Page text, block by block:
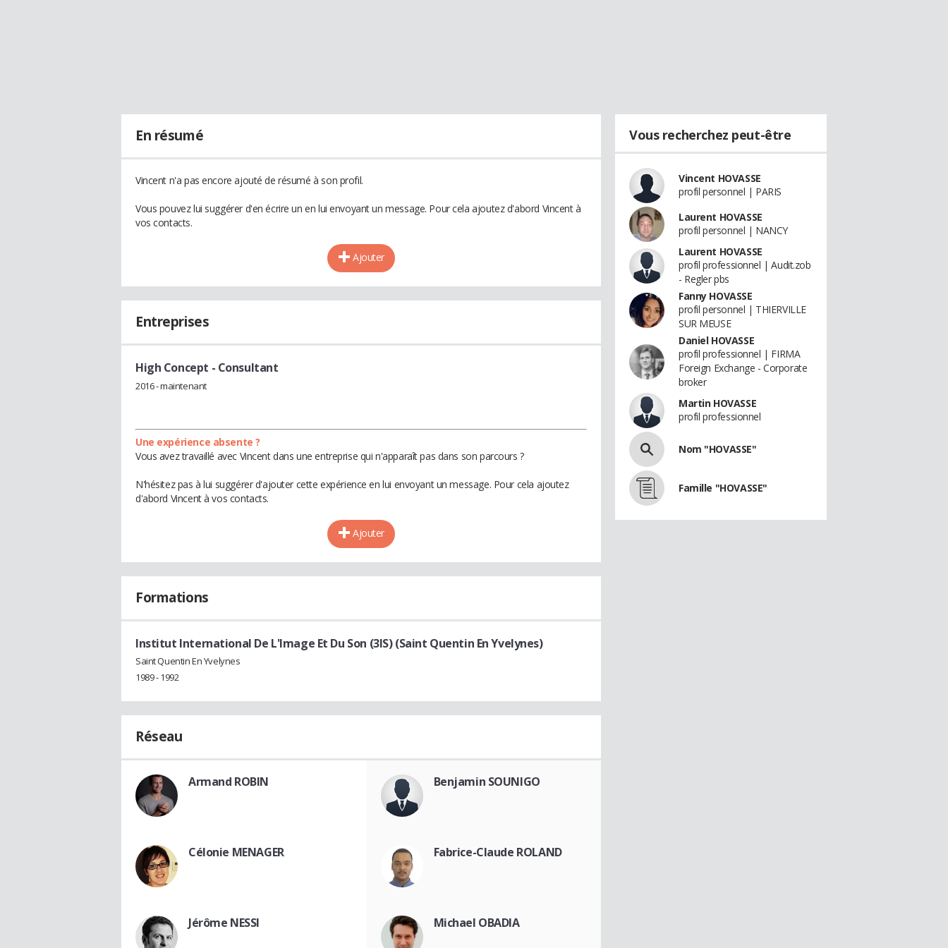
En résumé
Vincent n'a pas encore ajouté de résumé à son profil.
Vous pouvez lui suggérer d'en écrire un en lui envoyant un message. Pour cela ajoutez d'abord Vincent à
vos contacts.
Ajouter
Entreprises
High Concept - Consultant
2016 - maintenant
Une expérience absente ?
Vous avez travaillé avec Vincent dans une entreprise qui n'apparaît pas dans son parcours ?
N'hésitez pas à lui suggérer d'ajouter cette expérience en lui envoyant un message. Pour cela ajoutez
d'abord Vincent à vos contacts.
Ajouter
Formations
Institut International De L'Image Et Du Son (3IS) (Saint Quentin En Yvelynes)
Saint Quentin En Yvelynes
1989 - 1992
Réseau
Armand ROBIN Benjamin SOUNIGO
Célonie MENAGER Fabrice-Claude ROLAND
Jérôme NESSI Michael OBADIA
Vous recherchez peut-être
Vincent HOVASSE
profil personnel | PARIS
Laurent HOVASSE
profil personnel | NANCY
Laurent HOVASSE
profil professionnel | Audit.zob
- Regler pbs
Fanny HOVASSE
profil personnel | THIERVILLE
SUR MEUSE
Daniel HOVASSE
profil professionnel | FIRMA
Foreign Exchange - Corporate
broker
Martin HOVASSE
profil professionnel
Nom "HOVASSE"
Famille "HOVASSE"